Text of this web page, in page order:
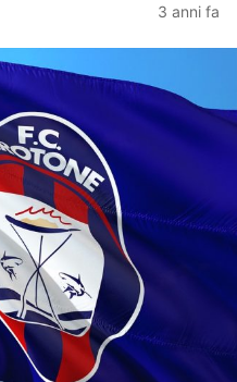
3 anni fa